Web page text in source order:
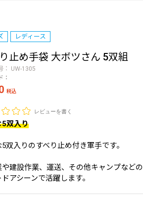
レディース
止め手袋 大ボツさん 5双組
UW-1305
：
税込
レビューを書く
5双入り
5双入りのすべり止め付き軍手です。
や建設作業、運送、その他キャンプなどの
アシーンで活躍します。